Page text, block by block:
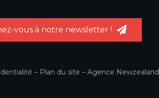
vous à notre newsletter !
– Plan du site – Agence Newzealand